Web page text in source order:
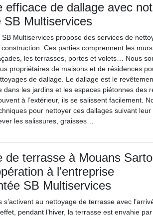
efficace de dallage avec
SB Multiservices
Multiservices propose des services de
construction. Ces parties comprennent les murs
les terrasses, portes et volets… Nous
propriétaires de maisons et de résidences
de dallage. Le dallage est le
dans les jardins et les espaces piétonnes des
à l’extérieur, ils se salissent facilement.
pour nettoyer ces dallages suivant leur
les salissures, graisses…
de terrasse à Mouans
à l’entreprise
SB Multiservices
s’activent au nettoyage de terrasse avec
pendant l’hiver, la terrasse est envahie